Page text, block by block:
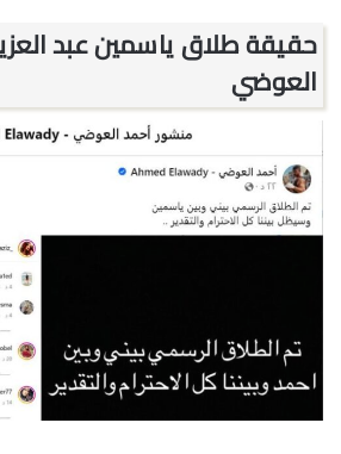
حقيقة طلاق ياسمين عبد
العوضي